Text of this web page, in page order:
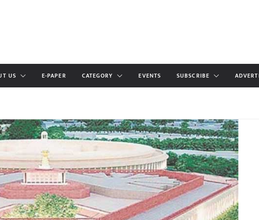
US E-PAPER CATEGORY EVENTS SUBSCRIBE